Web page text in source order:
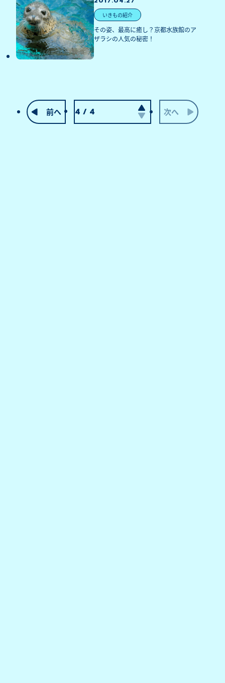
いきもの紹介
その姿、最高に癒し？京都水族館のア
ザラシの人気の秘密！
前へ 次へ